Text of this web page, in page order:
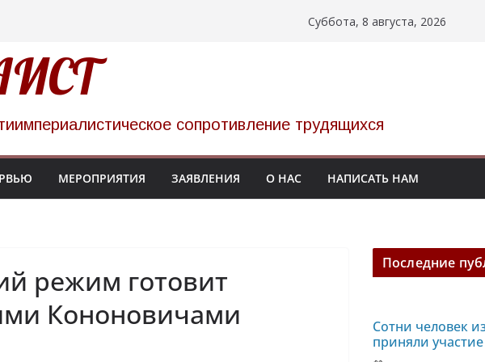
НАТО прошел в
тюрьмах
Суббота, 8 августа, 2026
сопротивление трудящихся
МЕРОПРИЯТИЯ ЗАЯВЛЕНИЯ О НАС НАПИСАТЬ НАМ
режим готовит
Кононовичами
Последние
Сотни человек
приняли
голодовке